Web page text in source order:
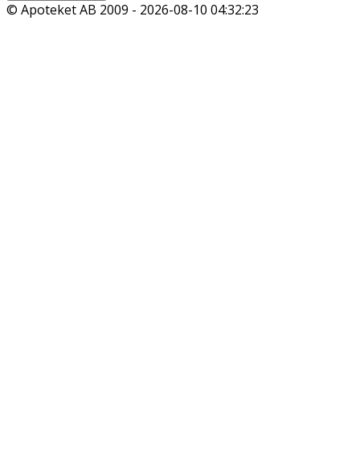
© Apoteket AB 2009 - 2026-08-10 04:32:23